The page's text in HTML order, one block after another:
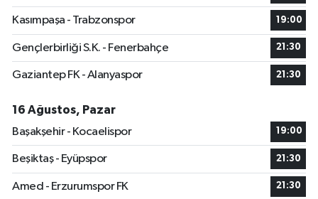
Kasımpaşa - Trabzonspor 19:00
Gençlerbirliği S.K. - Fenerbahçe 21:30
Gaziantep FK - Alanyaspor 21:30
16 Ağustos, Pazar
Başakşehir - Kocaelispor
19:00
Beşiktaş - Eyüpspor 21:30
Amed - Erzurumspor FK 21:30